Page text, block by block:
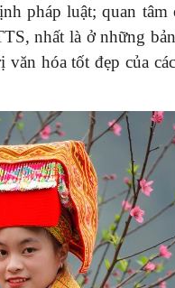
pháp luật; quan tâm
nhất là ở những
hóa tốt đẹp của
Quản trị nhân tài –
đến thực tiễn
08/12/2025